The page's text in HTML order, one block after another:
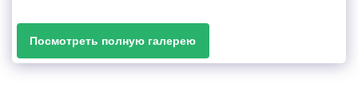
Посмотреть полную галерею